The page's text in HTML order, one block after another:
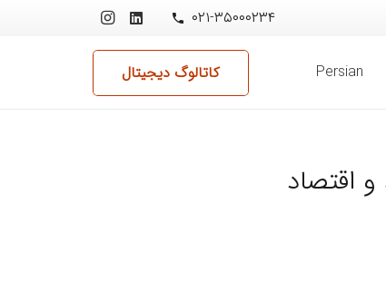
۰۲۱-۳۵۰۰۰۲۳۴ phone
Persian کاتالوگ دیجیتال
اقتصاد